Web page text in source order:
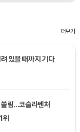
더보기
있을 때까지 기다
림…코슬라벤처
위